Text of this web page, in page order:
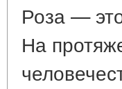
Роза —
На